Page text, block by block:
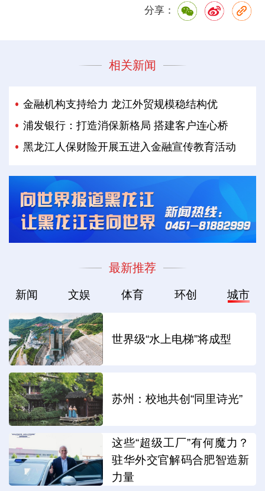
分享：
相关新闻
金融机构支持给力 龙江外贸规模稳结构优
浦发银行：打造消保新格局 搭建客户连心桥
黑龙江人保财险开展五进入金融宣传教育活动
最新推荐
新闻 文娱 体育 环创 城市
世界级“水上电梯”将成型
苏州：校地共创“同里诗光”
这些“超级工厂”有何魔力？
驻华外交官解码合肥智造新
力量